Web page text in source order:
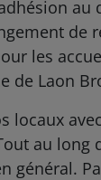
de
les
de Laon
locaux
au long
général.